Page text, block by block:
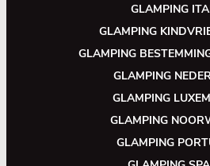
GLAMPING
GLAMPING
GLAMPING
GLAMPING
GLAMPING
GLAMPING
GLAMPING